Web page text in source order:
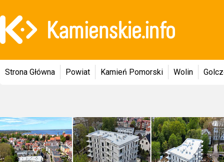
Strona Główna Powiat Kamień Pomorski Wolin